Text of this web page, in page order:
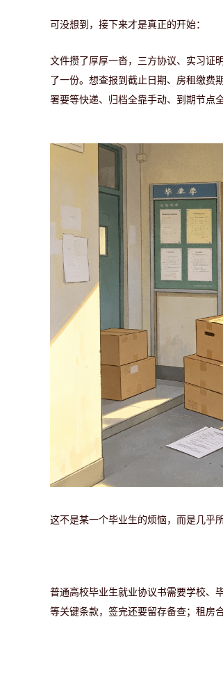
可没想到，接下来才是真正的开始：
文件攒了厚厚一沓，三方协议、实习证
了一份。想查报到截止 日期 、房租缴费
署要等快递、归档全靠手动、到期节点
这不是某一个毕业生的烦恼，而是几乎
普通高校毕业生就业协议书需要学校、
等关键条款，签完还要留存备查；租房